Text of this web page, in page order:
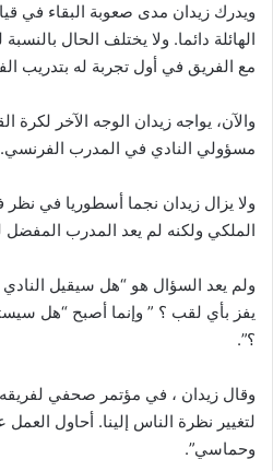
ويدرك زيدان مدى صعوبة البقاء في
الهائلة دائما. ولا يختلف الحال
مع الفريق في أول تجربة له بتدريب
والآن، يواجه زيدان الوجه الآخر
مسؤولي النادي في المدرب الفرنسي.
ولا يزال زيدان نجما أسطوريا في نظر
الملكي ولكنه لم يعد المدرب المفضل
ولم يعد السؤال هو “هل سيقيل النادي
يفز بأي لقب ؟ ” وإنما أصبح “هل
؟”.
وقال زيدان ، في مؤتمر صحفي لفريقه
لتغيير نظرة الناس إلينا. أحاول
وحماسي”.